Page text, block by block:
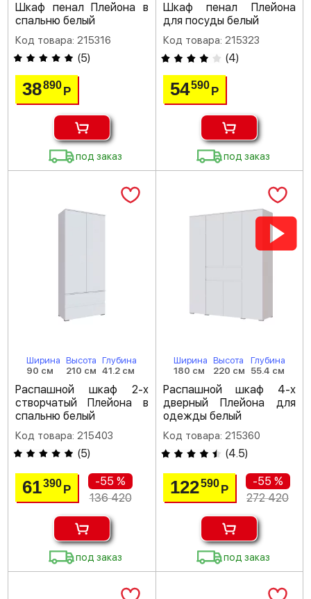
Шкаф пенал Плейона в
спальню белый
Код товара: 215316
(5)
38890Р
под заказ
Шкаф пенал Плейона
для посуды белый
Код товара: 215323
(4)
54590 Р
под заказ
Ширина
90 см
Высота
210 см
Глубина
41.2 см
Распашной шкаф 2-х
створчатый Плейона в
спальню белый
Код товара: 215403
(5)
61390Р
-55 %
136 420
под заказ
Ширина
180 см
Высота
220 см
Глубина
55.4 см
Распашной шкаф 4-х
дверный Плейона для
одежды белый
Код товара: 215360
(4.5)
122590 Р
-55 %
272 420
под заказ